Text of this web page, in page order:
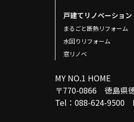
戸建てリノベーション
まるごと断熱リフォーム
水回りリフォーム
窓リノベ
MY NO.1 HOME
〒770-0866 徳島県
Tel：088-624-9500